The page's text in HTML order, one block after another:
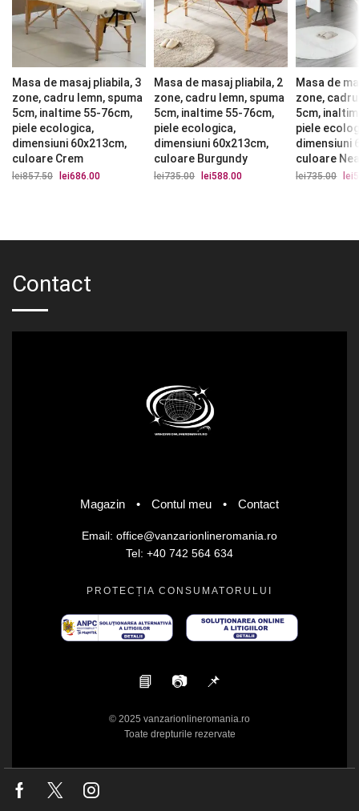
Masa de masaj pliabila, 3
zone, cadru lemn, spuma
5cm, inaltime 55-76cm,
piele ecologica,
dimensiuni 60x213cm,
culoare Crem
lei857.50
Prețul
lei686.00
Masa de masaj pliabila, 2
zone, cadru lemn, spuma
5cm, inaltime 55-76cm,
piele ecologica,
dimensiuni 60x213cm,
culoare Burgundy
lei735.00
Prețul
lei588.00
Masa de
zone,
5cm,
piele
dimensiuni
culoare
lei735.00 lei
Contact
Magazin • Contul meu • Contact
Email: office@vanzarionlineromania.ro
Tel: +40 742 564 634
PROTECȚIA CONSUMATORULUI
📘 📷 📌
© 2025 vanzarionlineromania.ro
Toate drepturile rezervate
Facebook
Twitter